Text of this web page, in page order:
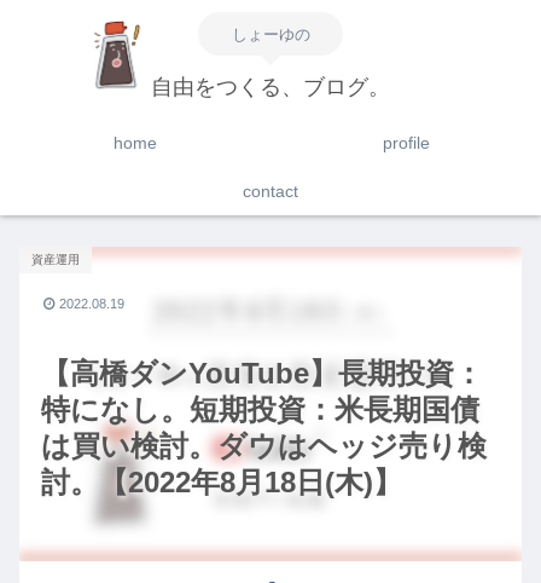
しょーゆの
自由をつくる、ブログ。
home profile
contact
【高橋ダンYouTube】長期投資：
特になし。短期投資：米長期国債
は買い検討。ダウはヘッジ売り検
討。【2022年8月18日(木)】
資産運用
2022.08.19